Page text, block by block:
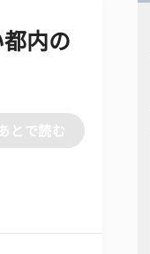
内の
とで読む